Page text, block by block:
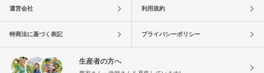
運営会社 利用規約
特商法に基づく表記 プライバシーポリシー
生産者の方へ